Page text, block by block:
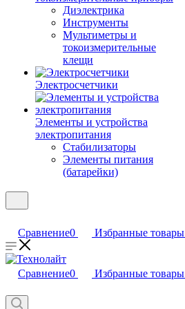
Диэлектрика
Инструменты
Мультиметры и
токоизмерительные
клещи
Электросчетчики
Элементы и устройства
электропитания
Стабилизаторы
Элементы питания
(батарейки)
Сравнение0 Избранные товары
Сравнение0 Избранные товары